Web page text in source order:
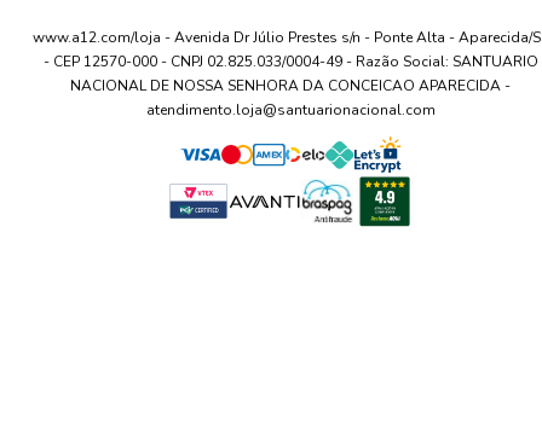
www.a12.com/loja - Avenida Dr Júlio Prestes s/n - Ponte Alta - Aparecida/
- CEP 12570-000 - CNPJ 02.825.033/0004-49 - Razão Social: SANTUARIO
NACIONAL DE NOSSA SENHORA DA CONCEICAO APARECIDA -
atendimento.loja@santuarionacional.com